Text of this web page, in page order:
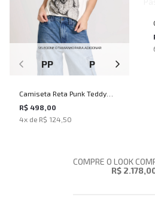
SELECIONE O TAMANHO PARA ADICIONAR
PP P
Camiseta Reta Punk Teddy
John John Feminina
R$ 498,00
4x de R$ 124,50
COMPRE O LOOK
R$